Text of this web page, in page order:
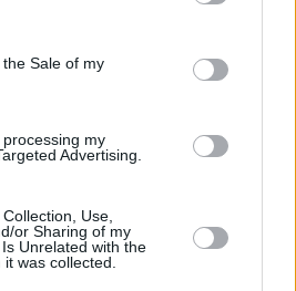
Google and its third-party tags to
purposes in below Google
Sale of my
my
Advertising.
Use,
or Sharing of my
Unrelated with the
was collected.